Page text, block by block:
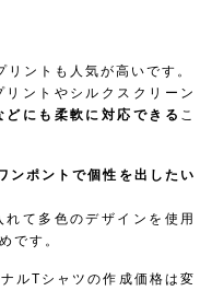
ントも人気が高いです。
ントやシルクスクリーン
にも柔軟に対応できる こ
ンポントで個性を出したい
て多色のデザインを使用
です。
ルTシャツの作成価格は変